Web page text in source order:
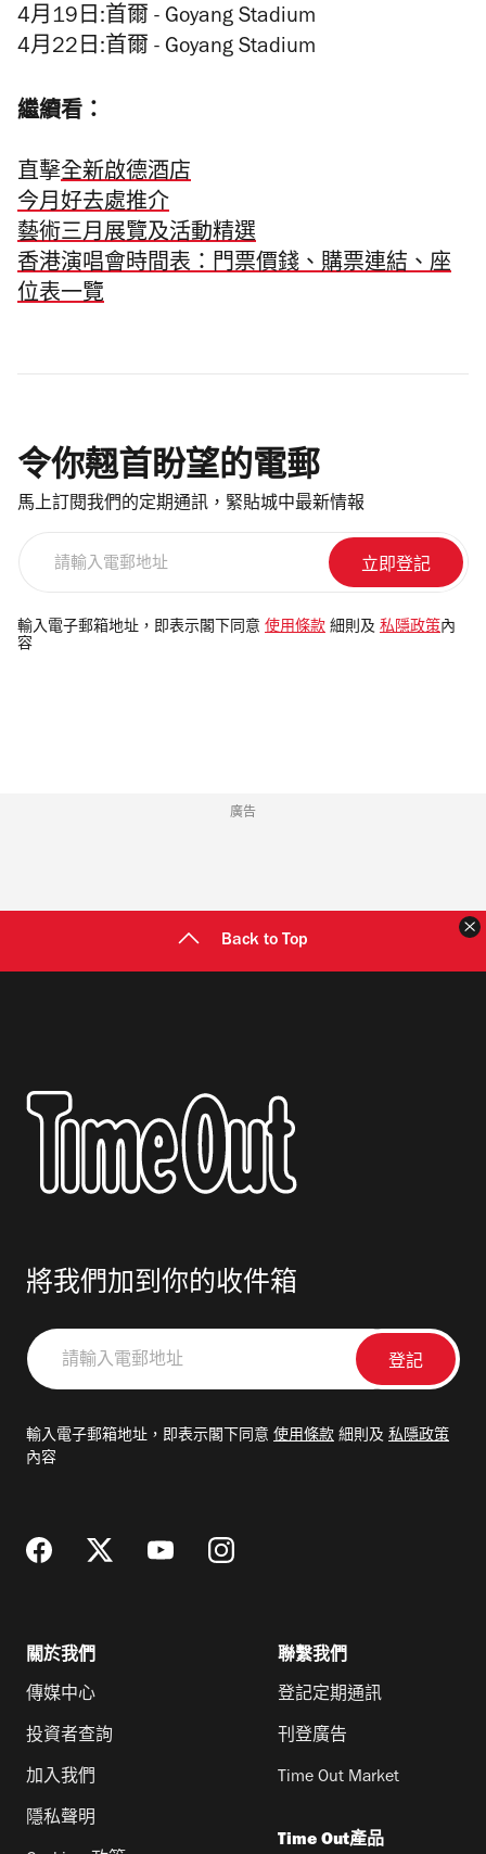
4月19日:首爾 - Goyang Stadium
4月22日:首爾 - Goyang Stadium
繼續看：
直擊全新啟德酒店
今月好去處推介
藝術三月展覽及活動精選
香港演唱會時間表：門票價錢、購票連結、座
位表一覽
令你翹首盼望的電郵
馬上訂閱我們的定期通訊，緊貼城中最新情報
電
郵
輸入電子郵箱地址，即表示閣下同意 使用條款 細則及 私隱政策內
容
廣告
Back to Top
將我們加到你的收件箱
請
輸
郵
輸入電子郵箱地址，即表示閣下同意 使用條款 細則及 私隱政策
內容
關於我們
傳媒中心
投資者查詢
加入我們
隱私聲明
聯繫我們
登記定期通訊
刊登廣告
Time Out Market
Time Out產品